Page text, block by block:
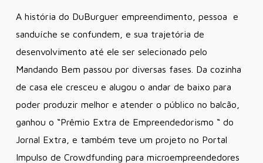
A história do DuBurguer empreendimento, pessoa e
sanduíche se confundem, e sua trajetória de
desenvolvimento até ele ser selecionado pelo
Mandando Bem passou por diversas fases. Da cozinha
de casa ele cresceu e alugou o andar de baixo para
poder produzir melhor e atender o público no balcão,
ganhou o “Prêmio Extra de Empreendedorismo “ do
Jornal Extra, e também teve um projeto no Portal
Impulso de Crowdfunding para microempreendedores